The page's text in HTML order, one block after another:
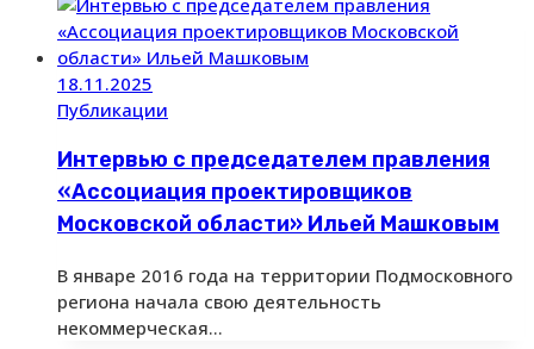
18.11.2025
Публикации
Интервью с председателем правления
«Ассоциация проектировщиков
Московской области» Ильей Машковым
В январе 2016 года на территории Подмосковного
региона начала свою деятельность
некоммерческая…